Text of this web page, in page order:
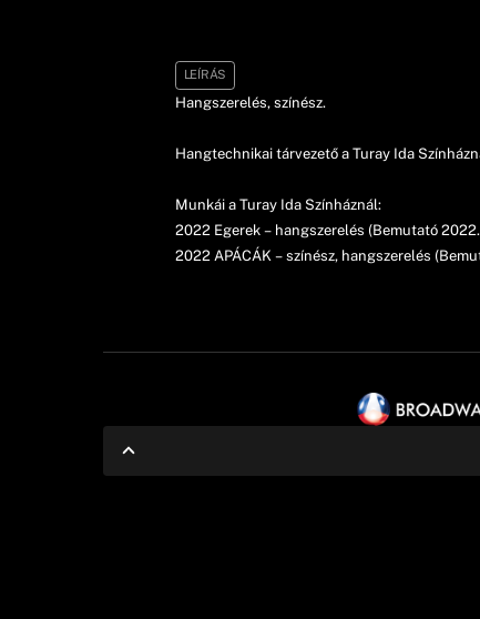
LEÍRÁS
Hangszerelés, színész.
Hangtechnikai tárvezető a Turay Ida
Munkái a Turay Ida Színháznál:
2022 Egerek – hangszerelés (Bemutató
2022 APÁCÁK – színész, hangszerelés